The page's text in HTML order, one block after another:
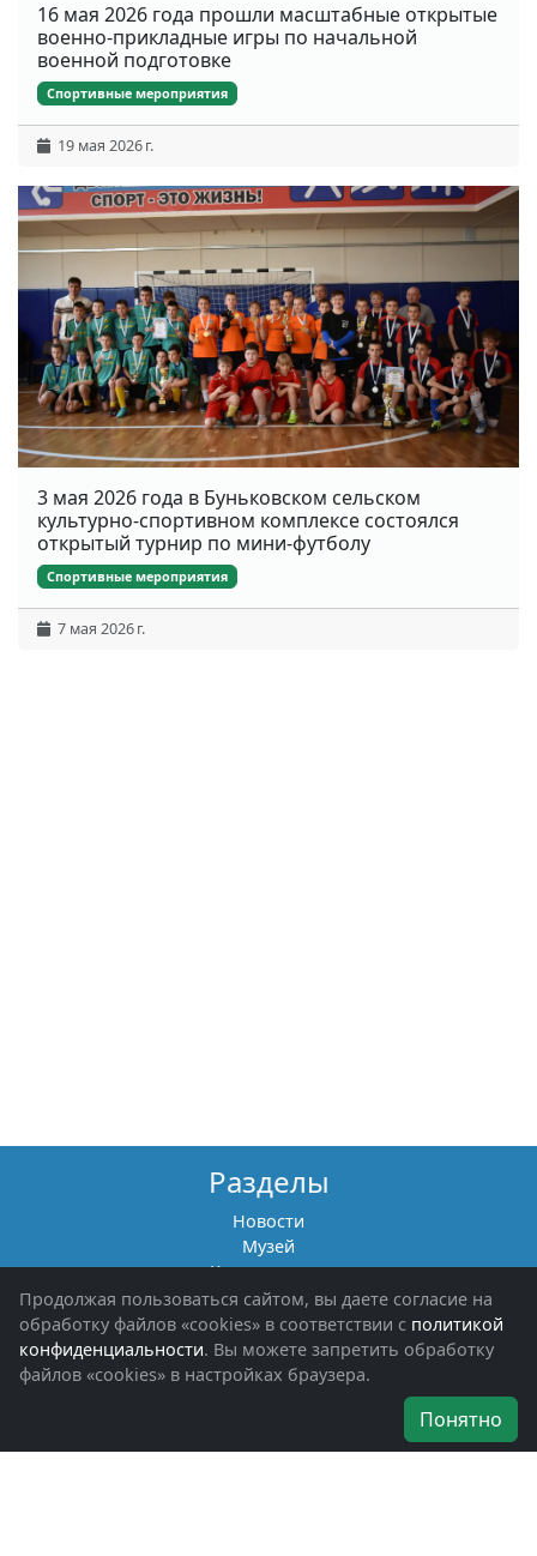
16 мая 2026 года прошли масштабные открытые
военно-прикладные игры по начальной
военной подготовке
Спортивные мероприятия
19 мая 2026 г.
3 мая 2026 года в Буньковском сельском
культурно-спортивном комплексе состоялся
открытый турнир по мини-футболу
Спортивные мероприятия
7 мая 2026 г.
Разделы
Новости
Музей
Книги памяти
Фотоальбомы
Обращения граждан
Помощь участникам СВО и их семьям
Об организации
Наши награды
Продолжая пользоваться сайтом, вы даете согласие на
обработку файлов «cookies» в соответствии с политикой
конфиденциальности. Вы можете запретить обработку
файлов «cookies» в настройках браузера.
Понятно